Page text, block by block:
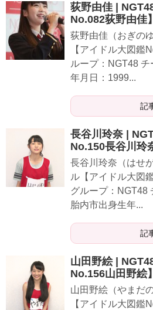
荻野由佳 |
No.082荻野由佳】
荻野由佳（おぎの
【アイドル大図鑑
ループ：NGT48
年月日：1999...
記
長谷川玲奈 |
No.150長谷川玲
長谷川玲奈（はせ
ル【アイドル大図
グループ：
胎内市出身生年...
記
山田野絵 |
No.156山田野絵】
山田野絵（やまだ
【アイドル大図鑑